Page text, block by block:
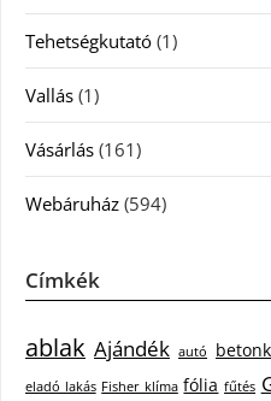
Tehetségkutató (1)
Vallás (1)
Vásárlás (161)
Webáruház (594)
Címkék
ablak Ajándék autó
eladó lakás Fisher klíma fólia fűtés